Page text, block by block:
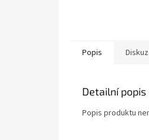
Popis
Detailní
Popis produktu